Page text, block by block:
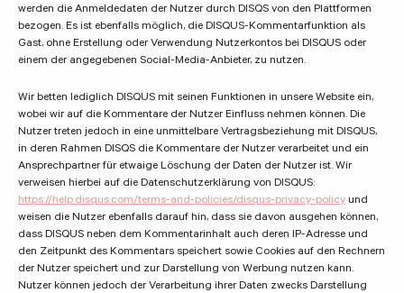
werden die Anmeldedaten der Nutzer durch DISQS von den Plattformen
bezogen. Es ist ebenfalls möglich, die DISQUS-Kommentarfunktion als
Gast, ohne Erstellung oder Verwendung Nutzerkontos bei DISQUS oder
einem der angegebenen Social-Media-Anbieter, zu nutzen.
Wir betten lediglich DISQUS mit seinen Funktionen in unsere Website ein,
wobei wir auf die Kommentare der Nutzer Einfluss nehmen können. Die
Nutzer treten jedoch in eine unmittelbare Vertragsbeziehung mit DISQUS,
in deren Rahmen DISQS die Kommentare der Nutzer verarbeitet und ein
Ansprechpartner für etwaige Löschung der Daten der Nutzer ist. Wir
verweisen hierbei auf die Datenschutzerklärung von DISQUS:
https://help.disqus.com/terms-and-policies/disqus-privacy-policy und
weisen die Nutzer ebenfalls darauf hin, dass sie davon ausgehen können,
dass DISQUS neben dem Kommentarinhalt auch deren IP-Adresse und
den Zeitpunkt des Kommentars speichert sowie Cookies auf den Rechnern
der Nutzer speichert und zur Darstellung von Werbung nutzen kann.
Nutzer können jedoch der Verarbeitung ihrer Daten zwecks Darstellung